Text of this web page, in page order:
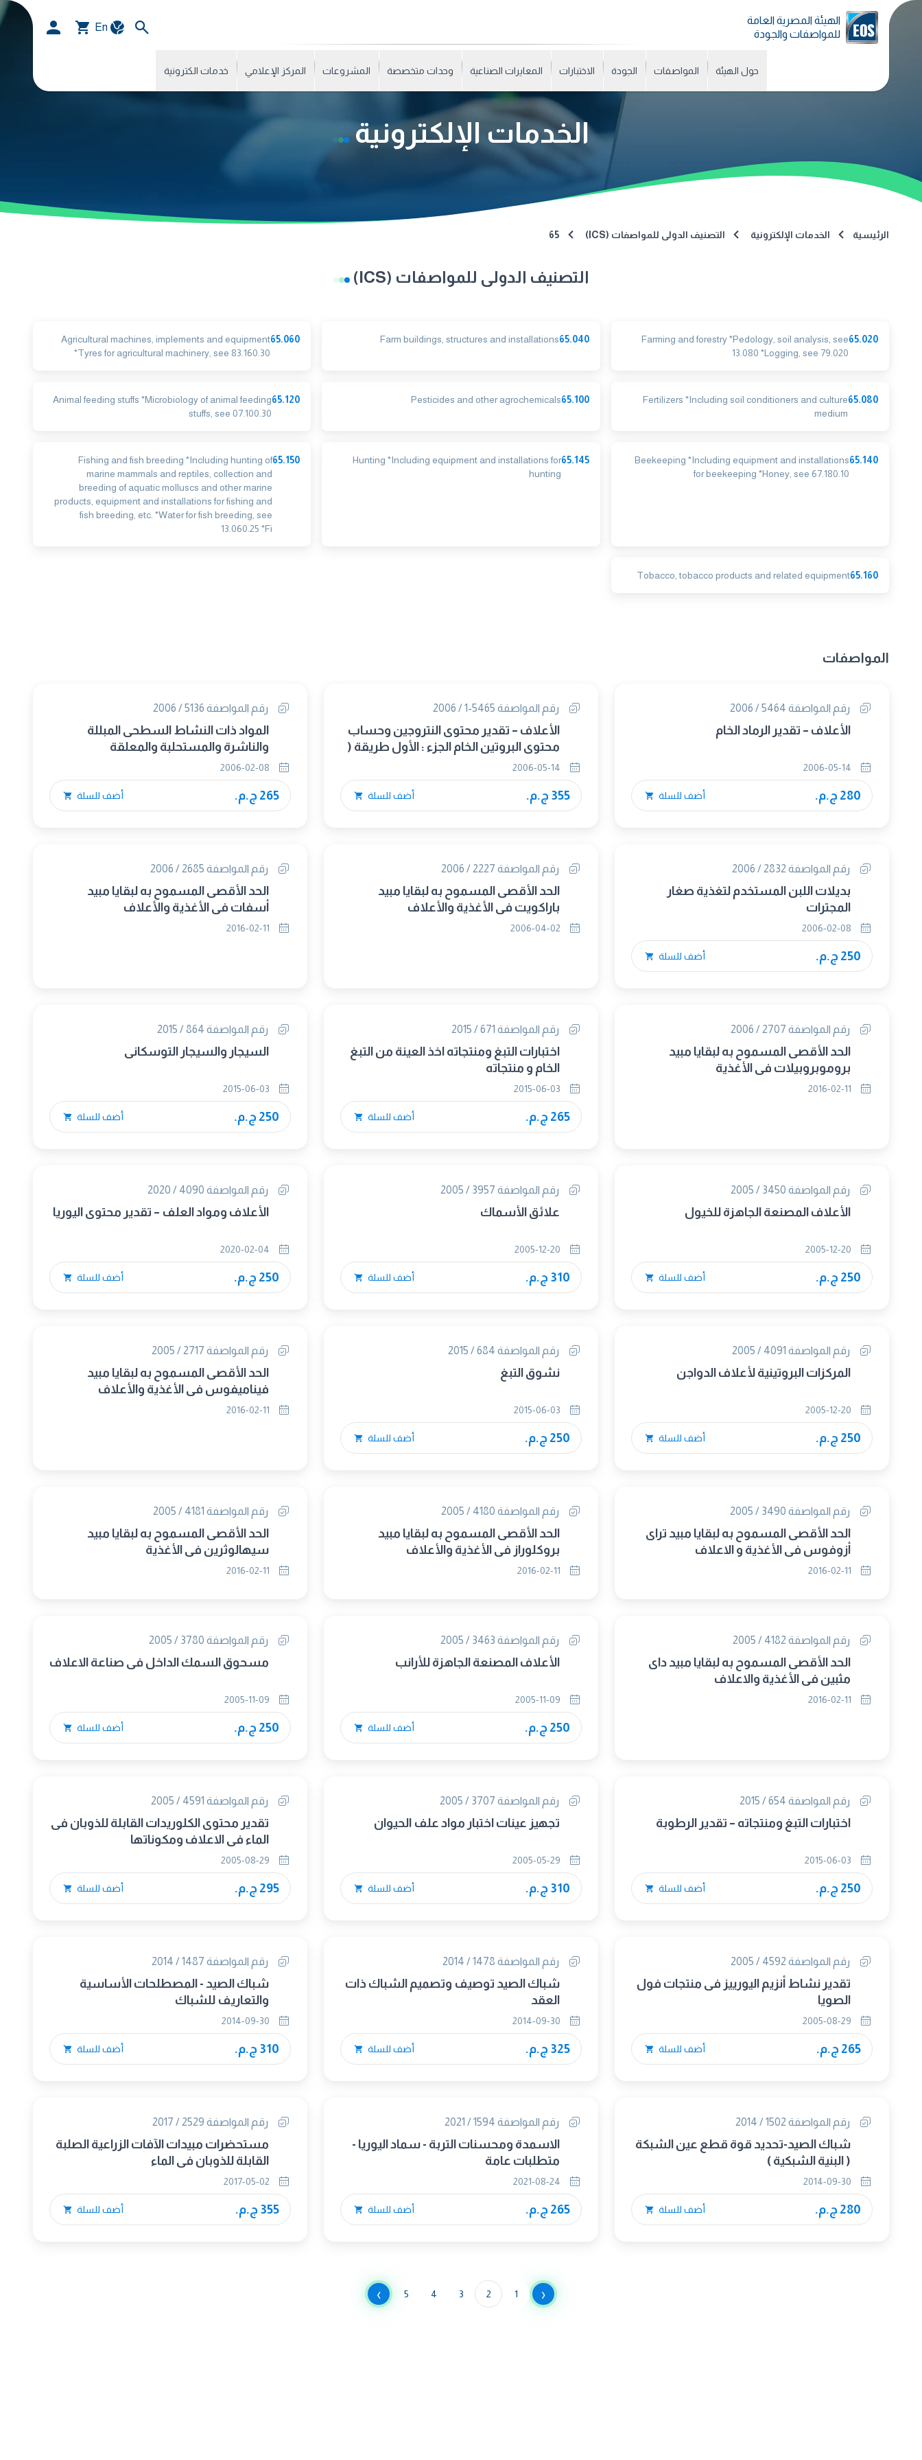
الهيئة المصرية العامة
للمواصفات والجودة
En
حول الهيئة المواصفات الجودة الاختبارات المعايرات الصناعية وحدات متخصصة المشروعات المركز الإعلامي خدمات الكترونية
الخدمات الإلكترونية
الرئيسية الخدمات الإلكترونية التصنيف الدولى للمواصفات (ICS) 65
التصنيف الدولى للمواصفات (ICS)
65.020
Farming and forestry *Pedology, soil analysis, see
13.080 *Logging, see 79.020
65.040
Farm buildings, structures and installations
65.060
Agricultural machines, implements and equipment
*Tyres for agricultural machinery, see 83.160.30
65.080
Fertilizers *Including soil conditioners and culture
medium
65.100
Pesticides and other agrochemicals
65.120
Animal feeding stuffs *Microbiology of animal feeding
stuffs, see 07.100.30
65.140
Beekeeping *Including equipment and installations
for beekeeping *Honey, see 67.180.10
65.145
Hunting *Including equipment and installations for
hunting
65.150
Fishing and fish breeding *Including hunting of
marine mammals and reptiles, collection and
breeding of aquatic molluscs and other marine
products, equipment and installations for fishing and
fish breeding, etc. *Water for fish breeding, see
13.060.25 *Fi
65.160
Tobacco, tobacco products and related equipment
المواصفات
رقم المواصفة 5464 / 2006
الأعلاف – تقدير الرماد الخام
280 ج.م. أضف للسلة
رقم المواصفة 5465-1 / 2006
الأعلاف – تقدير محتوى النتروجين وحساب
محتوى البروتين الخام الجزء : الأول طريقة (
كلداهل )
355 ج.م. أضف للسلة
رقم المواصفة 5136 / 2006
المواد ذات النشاط السطحى المبللة
والناشرة والمستحلبة والمعلقة
المبيدات
265 ج.م. أضف للسلة
رقم المواصفة 2832 / 2006
بديلات اللبن المستخدم لتغذية صغار
المجترات
250 ج.م. أضف للسلة
رقم المواصفة 2227 / 2006
الحد الأقصى المسموح به لبقايا مبيد
باراكويت في الأغذية والأعلاف
رقم المواصفة 2685 / 2006
الحد الأقصى المسموح به لبقايا مبيد
أسفات في الأغذية والأعلاف
رقم المواصفة 2707 / 2006
الحد الأقصى المسموح به لبقايا مبيد
بروموبروبيلات فى الأغذية
رقم المواصفة 671 / 2015
اختبارات التبغ ومنتجاته اخذ العينة من التبغ
الخام و منتجاته
265 ج.م. أضف للسلة
رقم المواصفة 864 / 2015
السيجار والسيجار التوسكانى
250 ج.م. أضف للسلة
رقم المواصفة 3450 / 2005
الأعلاف المصنعة الجاهزة للخيول
250 ج.م. أضف للسلة
رقم المواصفة 3957 / 2005
علائق الأسماك
310 ج.م. أضف للسلة
رقم المواصفة 4090 / 2020
الأعلاف ومواد العلف – تقدير محتوى اليوريا
250 ج.م. أضف للسلة
رقم المواصفة 4091 / 2005
المركزات البروتينية لأعلاف الدواجن
250 ج.م. أضف للسلة
رقم المواصفة 684 / 2015
نشوق التبغ
250 ج.م. أضف للسلة
رقم المواصفة 2717 / 2005
الحد الأقصى المسموح به لبقايا مبيد
فيناميفوس في الأغذية والأعلاف
رقم المواصفة 3490 / 2005
الحد الأقصى المسموح به لبقايا مبيد تراى
أزوفوس فى الأغذية و الاعلاف
رقم المواصفة 4180 / 2005
الحد الأقصى المسموح به لبقايا مبيد
بروكلوراز في الأغذية والأعلاف
رقم المواصفة 4181 / 2005
الحد الأقصى المسموح به لبقايا مبيد
سيهالوثرين في الأغذية
رقم المواصفة 4182 / 2005
الحد الأقصى المسموح به لبقايا مبيد داى
مثبين في الأغذية والاعلاف
رقم المواصفة 3463 / 2005
الأعلاف المصنعة الجاهزة للأرانب
250 ج.م. أضف للسلة
رقم المواصفة 3780 / 2005
مسحوق السمك الداخل فى صناعة الاعلاف
250 ج.م. أضف للسلة
رقم المواصفة 654 / 2015
اختبارات التبغ ومنتجاته – تقدير الرطوبة
250 ج.م. أضف للسلة
رقم المواصفة 3707 / 2005
تجهيز عينات اختبار مواد علف الحيوان
310 ج.م. أضف للسلة
رقم المواصفة 4591 / 2005
تقدير محتوى الكلوريدات القابلة للذوبان فى
الماء فى الاعلاف ومكوناتها
295 ج.م. أضف للسلة
رقم المواصفة 4592 / 2005
تقدير نشاط أنزيم اليورييز فى منتجات فول
الصويا
265 ج.م. أضف للسلة
رقم المواصفة 1478 / 2014
شباك الصيد توصيف وتصميم الشباك ذات
العقد
325 ج.م. أضف للسلة
رقم المواصفة 1487 / 2014
شباك الصيد - المصطلحات الأساسية
والتعاريف للشباك
310 ج.م. أضف للسلة
رقم المواصفة 1502 / 2014
شباك الصيد-تحديد قوة قطع عين الشبكة
( البنية الشبكية )
280 ج.م. أضف للسلة
رقم المواصفة 1594 / 2021
الاسمدة ومحسنات التربة - سماد اليوريا -
متطلبات عامة
265 ج.م. أضف للسلة
رقم المواصفة 2529 / 2017
مستحضرات مبيدات الآفات الزراعية الصلبة
القابلة للذوبان فى الماء
355 ج.م. أضف للسلة
‹
1
2
3
4
5
›